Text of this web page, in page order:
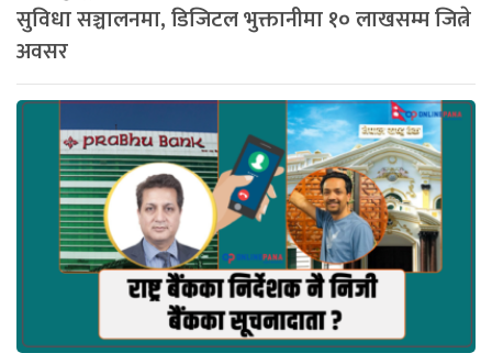
सुविधा सञ्चालनमा, डिजिटल भुक्तानीमा १० लाखसम्म जित्ने
अवसर